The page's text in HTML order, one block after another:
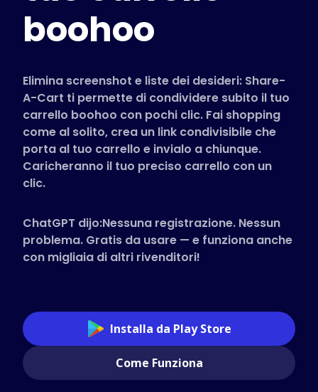
Negozi Supportati
Italiano (Italian)
boohoo
Elimina screenshot e liste dei desideri: Share-
A-Cart ti permette di condividere subito il tuo
carrello boohoo con pochi clic. Fai shopping
come al solito, crea un link condivisibile che
porta al tuo carrello e invialo a chiunque.
Caricheranno il tuo preciso carrello con un
clic.
ChatGPT dijo:Nessuna registrazione. Nessun
problema. Gratis da usare — e funziona anche
con migliaia di altri rivenditori!
Installa da Play Store
Come Funziona